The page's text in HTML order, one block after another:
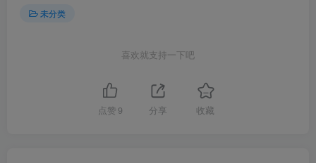
未分类
喜欢就支持一下吧
点赞 9 分享 收藏